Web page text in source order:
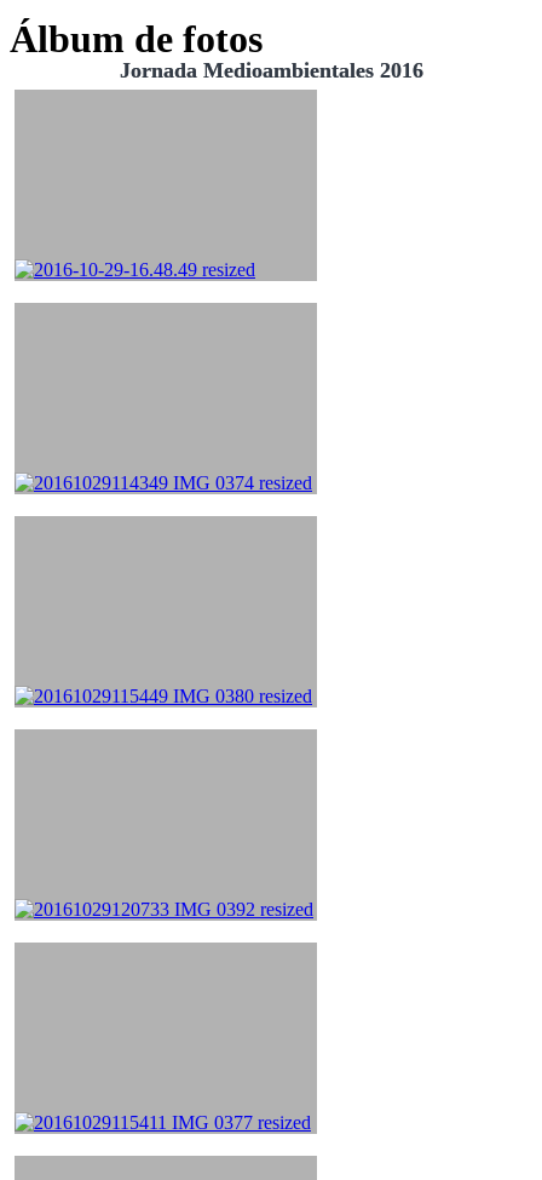
Álbum de fotos
Jornada Medioambientales 2016